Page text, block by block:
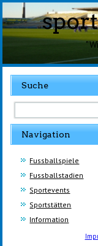
Suche
Navigation
Fussballspiele
Fussballstadien
Sportevents
Sportstätten
Information